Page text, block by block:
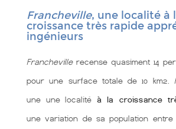
Francheville, une localité à
croissance très rapide
ingénieurs
Franchevillerecense quasiment 14
pour une surface totale de 10 km2.
une une localité à la croissance
une variation de sa population entre